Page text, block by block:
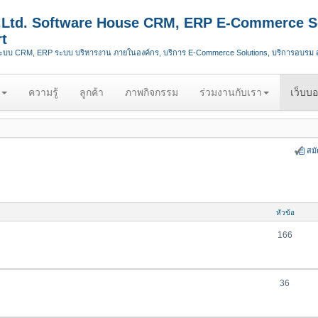
Software House CRM, ERP E-Commerce
บ CRM, ERP ระบบ บริหารงาน ภายในองค์กร, บริการ E-Commerce Solutions, บริการอบรม
ความรู้ ลูกค้า ภาพกิจกรรม ร่วมงานกับเรา เว็บบ
สมั
หัวข้อ
166
36